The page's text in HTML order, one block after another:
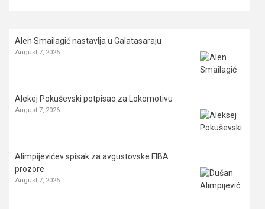
Alen Smailagić nastavlja u Galatasaraju
August 7, 2026
Alekej Pokuševski potpisao za Lokomotivu
August 7, 2026
Alimpijevićev spisak za avgustovske FIBA
prozore
August 7, 2026